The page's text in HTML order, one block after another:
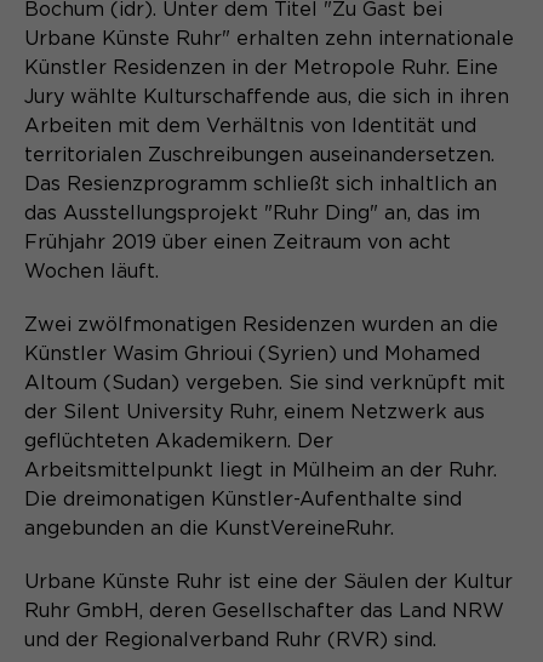
Zweck
Content Management System dieser
Webseite. Diese Basis-Cookies sind
unerlässlich, damit Ihr Besuch auf der
Website angenehm und flüssig wird:
offen zu halten. Es speichert bei
einem Benutzer-Login für einen
geschlossenen Bereich die Benutzer-
ID als verschlüsselten Wert (sog.
Name PHPSESSID
Anbieter Session-Cookies
Der Session Cookie wird beim
gelöscht.
Zweck
(Formulare).
Name _pk_id*
Anbieter Matomo
Laufzeit 13 Monate
Zweck
Dient zur anonymen
Wiedererkennung eines Besuchers.
Name _pk_ses*
Anbieter Matomo
Laufzeit 30 Minuten
Zweck
Speichert vorübergehend Daten der
aktuellen Sitzung.
Name _pk_ref.*
Cookie-Informationen
Aktivierung Mehrsprachigkeit
Übersetzung der Website-Inhalte durch GTranslate.
Name googtrans
Anbieter
Zweck
Speichert die vom Nutzer gewählte
Sprache für die automatische
Übersetzung der Website.
Cookie-Informationen
Bochum (idr). Unter dem Titel "Zu Gast bei
Urbane Künste Ruhr" erhalten zehn internationale
Künstler Residenzen in der Metropole Ruhr. Eine
Jury wählte Kulturschaffende aus, die sich in ihren
Arbeiten mit dem Verhältnis von Identität und
territorialen Zuschreibungen auseinandersetzen.
Das Resienzprogramm schließt sich inhaltlich an
das Ausstellungsprojekt "Ruhr Ding" an, das im
Frühjahr 2019 über einen Zeitraum von acht
Wochen läuft.
Zwei zwölfmonatigen Residenzen wurden an die
Künstler Wasim Ghrioui (Syrien) und Mohamed
Altoum (Sudan) vergeben. Sie sind verknüpft mit
der Silent University Ruhr, einem Netzwerk aus
geflüchteten Akademikern. Der
Arbeitsmittelpunkt liegt in Mülheim an der Ruhr.
Die dreimonatigen Künstler-Aufenthalte sind
angebunden an die KunstVereineRuhr.
Urbane Künste Ruhr ist eine der Säulen der Kultur
Ruhr GmbH, deren Gesellschafter das Land NRW
und der Regionalverband Ruhr (RVR) sind.